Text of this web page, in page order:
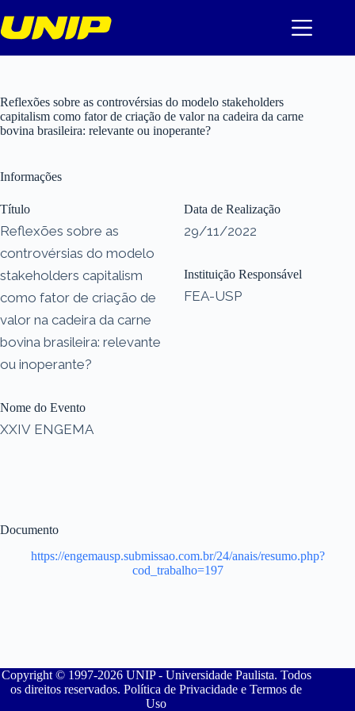
para
o
Reflexões sobre as controvérsias do modelo stakeholders
capitalism como fator de criação de valor na cadeira da carne
bovina brasileira: relevante ou inoperante?
Documento
https://engemausp.submissao.com.br/24/anais/resumo.php?
cod_trabalho=197
Informações
Título
Reflexões sobre as
controvérsias do modelo
stakeholders capitalism
como fator de criação de
valor na cadeira da carne
bovina brasileira: relevante
ou inoperante?
Nome do Evento
XXIV ENGEMA
Data de Realização
29/11/2022
Instituição Responsável
FEA-USP
Copyright © 1997-2026 UNIP - Universidade Paulista. Todos
os direitos reservados. Política de Privacidade e Termos de
Uso